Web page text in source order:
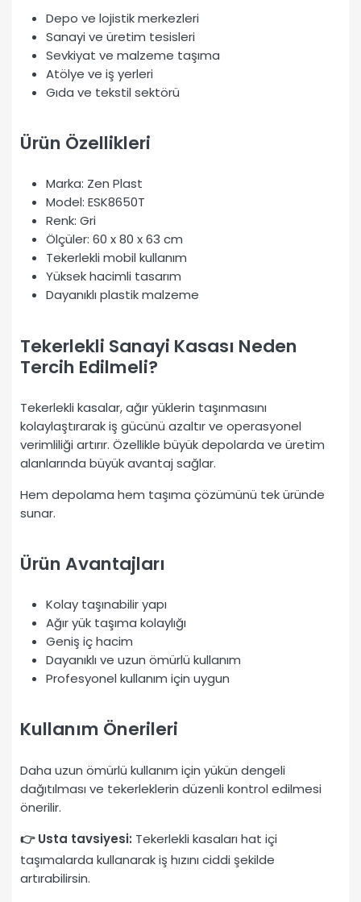
Depo ve lojistik merkezleri
Sanayi ve üretim tesisleri
Sevkiyat ve malzeme taşıma
Atölye ve iş yerleri
Gıda ve tekstil sektörü
Ürün Özellikleri
Marka: Zen Plast
Model: ESK8650T
Renk: Gri
Ölçüler: 60 x 80 x 63 cm
Tekerlekli mobil kullanım
Yüksek hacimli tasarım
Dayanıklı plastik malzeme
Tekerlekli Sanayi Kasası Neden
Tercih Edilmeli?
Tekerlekli kasalar, ağır yüklerin taşınmasını
kolaylaştırarak iş gücünü azaltır ve operasyonel
verimliliği artırır. Özellikle büyük depolarda ve üretim
alanlarında büyük avantaj sağlar.
Hem depolama hem taşıma çözümünü tek üründe
sunar.
Ürün Avantajları
Kolay taşınabilir yapı
Ağır yük taşıma kolaylığı
Geniş iç hacim
Dayanıklı ve uzun ömürlü kullanım
Profesyonel kullanım için uygun
Kullanım Önerileri
Daha uzun ömürlü kullanım için yükün dengeli
dağıtılması ve tekerleklerin düzenli kontrol edilmesi
önerilir.
👉 Usta tavsiyesi: Tekerlekli kasaları hat içi
taşımalarda kullanarak iş hızını ciddi şekilde
artırabilirsin.